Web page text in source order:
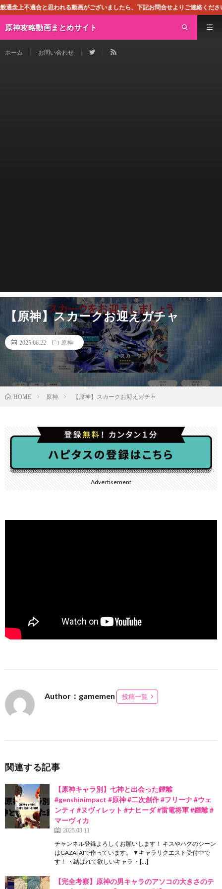
る動画がございましたら、下記お問合せよりご連絡ください。即刻対処さ
原神攻略動画まとめサイト
ホーム お問い合わせ
【原神】スカークお迎えガチャ
2025.06.22 原神
HOME 原神 【原神】スカークお迎えガチャ
Advertisement
Author：gamemen 投稿一覧
関連する記事
【原神キャラ別】七神と出会った鍾離
#genshinimpact #原神 #二次創作 #フリーナ #ウェ
ンティ #ヌヴィレット #ナヒーダ #雷電将軍 #鍾離 #
マーヴィカ
2025.03.11
チャンネル登録よろしくお願いします！ キスやハグのシーン
はGAZAI AIで作っています。 ▼キャラリクエスト受付中で
す！ ・結ばれて欲しいキャラ ・[…]
【完全考察】原神の男キャラのアソコの大きさのテ